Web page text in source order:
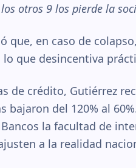
otros 9 los pierde la
que, en caso de
que desincentiva
de crédito, Gutiérrez
bajaron del 120% al
la facultad de
a la realidad